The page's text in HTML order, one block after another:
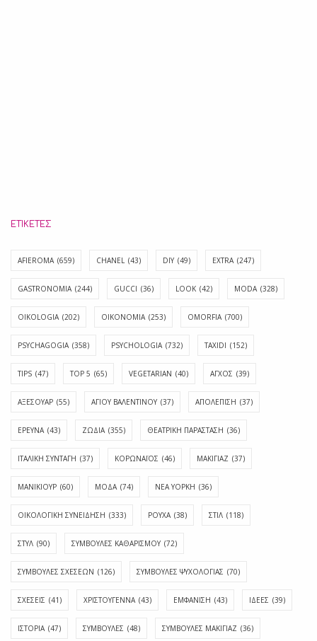
ΕΤΙΚΈΤΕΣ
AFIEROMA (659) CHANEL (43) DIY (49) EXTRA (247)
GASTRONOMIA (244) GUCCI (36) LOOK (42) MODA (328)
OIKOLOGIA (202) OIKONOMIA (253) OMORFIA (700)
PSYCHAGOGIA (358) PSYCHOLOGIA (732) TAXIDI (152)
TIPS (47) TOP 5 (65) VEGETARIAN (40) ΑΓΧΟΣ (39)
ΑΞΕΣΟΥΑΡ (55) ΑΓΊΟΥ ΒΑΛΕΝΤΊΝΟΥ (37) ΑΠΟΛΈΠΙΣΗ (37)
ΕΡΕΥΝΑ (43) ΖΩΔΙΑ (355) ΘΕΑΤΡΙΚΗ ΠΑΡΑΣΤΑΣΗ (36)
ΙΤΑΛΙΚΗ ΣΥΝΤΑΓΗ (37) ΚΟΡΩΝΑΪΟΣ (46) ΜΑΚΙΓΙΑΖ (37)
ΜΑΝΙΚΙΟΥΡ (60) ΜΟΔΑ (74) ΝΕΑ ΥΟΡΚΗ (36)
ΟΙΚΟΛΟΓΙΚΗ ΣΥΝΕΙΔΗΣΗ (333) ΡΟΥΧΑ (38) ΣΤΙΛ (118)
ΣΤΥΛ (90) ΣΥΜΒΟΥΛΕΣ ΚΑΘΑΡΙΣΜΟΥ (72)
ΣΥΜΒΟΥΛΕΣ ΣΧΕΣΕΩΝ (126) ΣΥΜΒΟΥΛΕΣ ΨΥΧΟΛΟΓΙΑΣ (70)
ΣΧΕΣΕΙΣ (41) ΧΡΙΣΤΟΥΓΕΝΝΑ (43) ΕΜΦΆΝΙΣΗ (43) ΙΔΈΕΣ (39)
ΙΣΤΟΡΊΑ (47) ΣΥΜΒΟΥΛΈΣ (48) ΣΥΜΒΟΥΛΈΣ ΜΑΚΙΓΙΆΖ (36)